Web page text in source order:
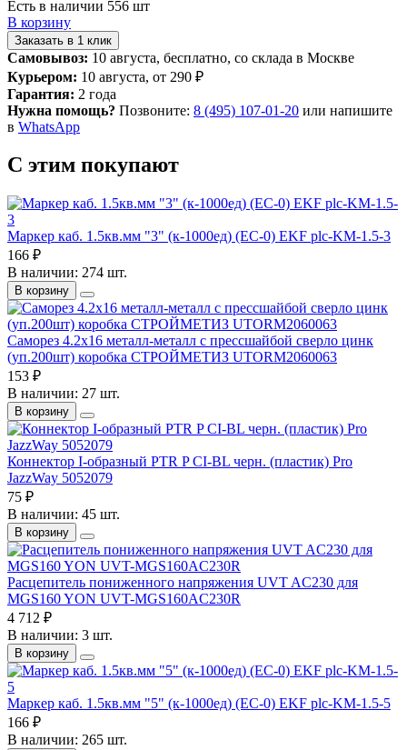
Есть в наличии 556 шт
В корзину
Заказать в 1 клик
Самовывоз: 10 августа, бесплатно, со склада в Москве
Курьером: 10 августа, от 290 ₽
Гарантия: 2 года
Нужна помощь? Позвоните: 8 (495) 107-01-20 или напишите
в WhatsApp
С этим покупают
Маркер каб. 1.5кв.мм "3" (к-1000ед) (ЕС-0) EKF plc-KM-1.5-3
166 ₽
В наличии: 274 шт.
В корзину
Саморез 4.2х16 металл-металл с прессшайбой сверло цинк
(уп.200шт) коробка СТРОЙМЕТИЗ UTORM2060063
153 ₽
В наличии: 27 шт.
В корзину
Коннектор I-образный PTR P CI-BL черн. (пластик) Pro
JazzWay 5052079
75 ₽
В наличии: 45 шт.
В корзину
Расцепитель пониженного напряжения UVT AC230 для
MGS160 YON UVT-MGS160AC230R
4 712 ₽
В наличии: 3 шт.
В корзину
Маркер каб. 1.5кв.мм "5" (к-1000ед) (ЕС-0) EKF plc-KM-1.5-5
166 ₽
В наличии: 265 шт.